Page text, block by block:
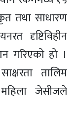
तथा साधारण
दृष्टिविहीन
गरिएको हो ।
तालिम
जेसीजले